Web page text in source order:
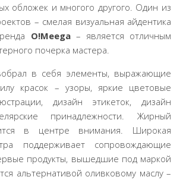
обложек и многого другого. Один из
– смелая визуальная айдентика
O!Meega– является отличным
почерка мастера.
в себя элементы, выражающие
красок – узоры, яркие цветовые
дизайн этикеток, дизайн
принадлежности. Жирный
в центре внимания. Широкая
поддерживает сопровождающие
продукты, вышедшие под маркой
альтернативой оливковому маслу –